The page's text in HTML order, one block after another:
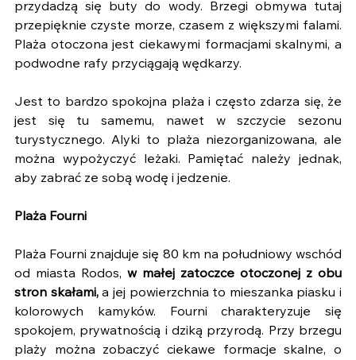
przydadzą się buty do wody. Brzegi obmywa tutaj
przepięknie czyste morze, czasem z większymi falami.
Plaża otoczona jest ciekawymi formacjami skalnymi, a
podwodne rafy przyciągają wędkarzy.
Jest to bardzo spokojna plaża i często zdarza się, że
jest się tu samemu, nawet w szczycie sezonu
turystycznego. Alyki to plaża niezorganizowana, ale
można wypożyczyć leżaki. Pamiętać należy jednak,
aby zabrać ze sobą wodę i jedzenie.
Plaża Fourni
Plaża Fourni znajduje się 80 km na południowy wschód
od miasta Rodos, w małej zatoczce otoczonej z obu
stron skałami, a jej powierzchnia to mieszanka piasku i
kolorowych kamyków. Fourni charakteryzuje się
spokojem, prywatnością i dziką przyrodą. Przy brzegu
plaży można zobaczyć ciekawe formacje skalne, o